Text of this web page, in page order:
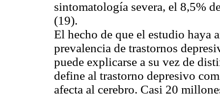
sintomatología severa, el 8,5%
(19).
El hecho de que el estudio haya
prevalencia de trastornos
puede explicarse a su vez de
define al trastorno depresivo
afecta al cerebro. Casi 20